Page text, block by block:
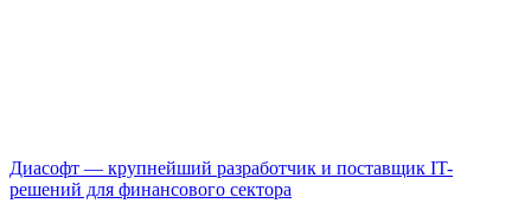
Диасофт — крупнейший разработчик и поставщик IT-
решений для финансового сектора